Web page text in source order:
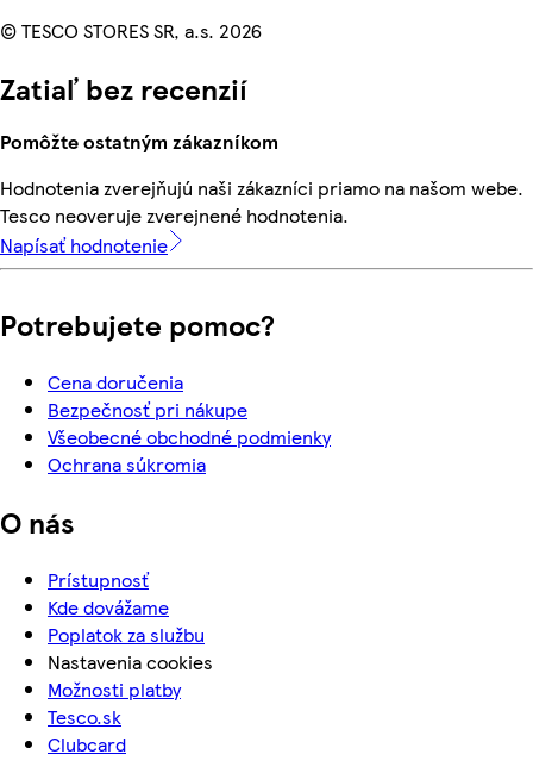
© TESCO STORES SR, a.s. 2026
Zatiaľ bez recenzií
Pomôžte ostatným zákazníkom
Hodnotenia zverejňujú naši zákazníci priamo na našom webe.
Tesco neoveruje zverejnené hodnotenia.
Napísať hodnotenie
Potrebujete pomoc?
Cena doručenia
Bezpečnosť pri nákupe
Všeobecné obchodné podmienky
Ochrana súkromia
O nás
Prístupnosť
Kde dovážame
Poplatok za službu
Nastavenia cookies
Možnosti platby
Tesco.sk
Clubcard